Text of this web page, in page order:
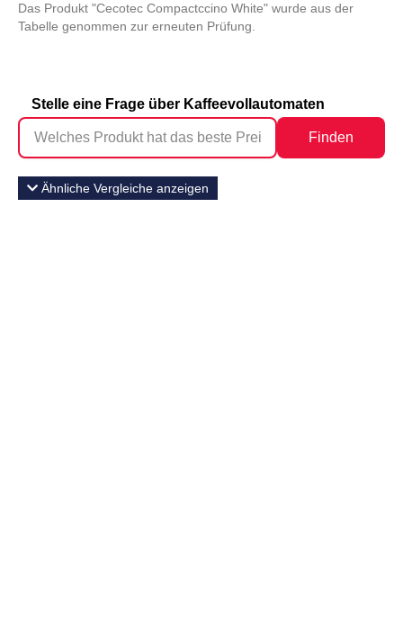
Das Produkt "Cecotec Compactccino White" wurde aus der
Tabelle genommen zur erneuten Prüfung.
Stelle eine Frage über Kaffeevollautomaten
Finden
Ähnliche Vergleiche anzeigen